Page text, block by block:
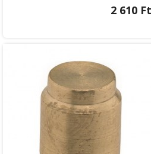
2 610 Ft